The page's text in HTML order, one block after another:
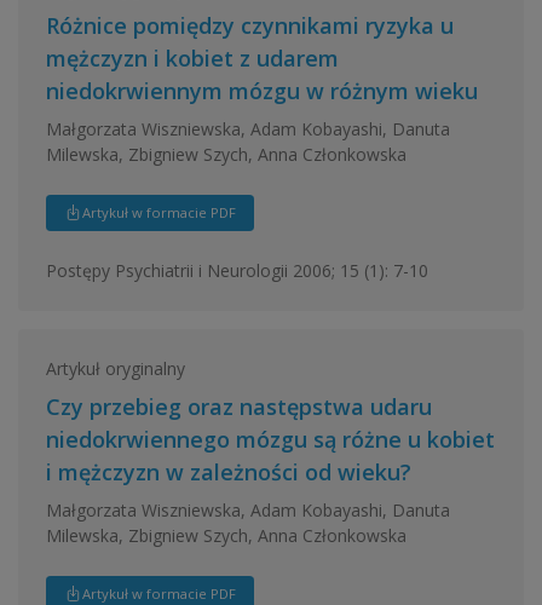
Różnice pomiędzy czynnikami ryzyka u
mężczyzn i kobiet z udarem
niedokrwiennym mózgu w różnym wieku
Małgorzata Wiszniewska, Adam Kobayashi, Danuta
Milewska, Zbigniew Szych, Anna Członkowska
Artykuł w formacie PDF
Postępy Psychiatrii i Neurologii 2006; 15 (1): 7-10
Artykuł oryginalny
Czy przebieg oraz następstwa udaru
niedokrwiennego mózgu są różne u kobiet
i mężczyzn w zależności od wieku?
Małgorzata Wiszniewska, Adam Kobayashi, Danuta
Milewska, Zbigniew Szych, Anna Członkowska
Artykuł w formacie PDF